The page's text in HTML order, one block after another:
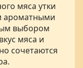
мяса утки
ароматными
выбором
мяса и
сочетаются